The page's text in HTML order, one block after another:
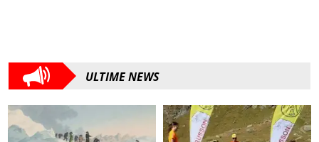
ULTIME NEWS